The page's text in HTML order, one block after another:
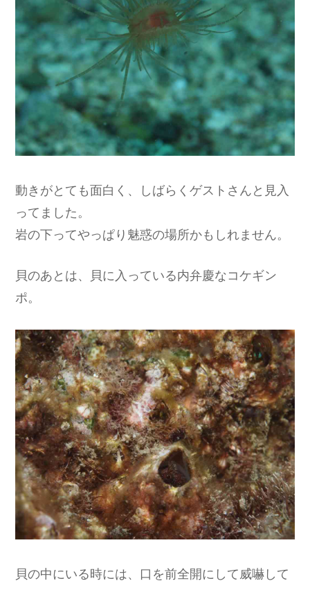
動きがとても面白く、しばらくゲストさんと見入
ってました。
岩の下ってやっぱり魅惑の場所かもしれません。
貝のあとは、貝に入っている内弁慶なコケギン
ポ。
貝の中にいる時には、口を前全開にして威嚇して